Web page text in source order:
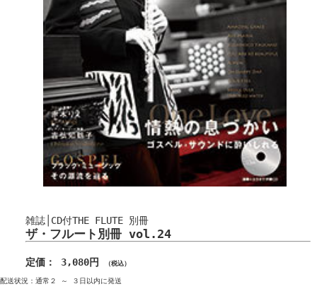
雑誌│CD付THE FLUTE 別冊
ザ・フルート別冊 vol.24
定価： 3,080円 （税込）
配送状況：通常２ ～ ３日以内に発送